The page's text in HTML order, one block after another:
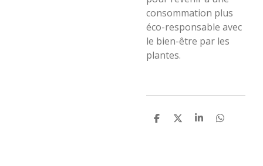
consommation plus
éco-responsable avec
le bien-être par les
plantes.
P
P
P
P